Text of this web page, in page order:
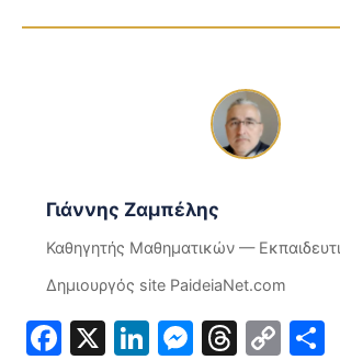
Γιάννης Ζαμπέλης
Καθηγητής Μαθηματικών —
Δημιουργός site PaideiaNet.com
Facebook
X LinkedIn